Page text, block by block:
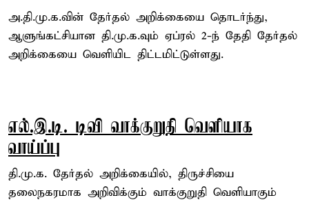
அ.தி.மு.க.வின் தேர்தல் அறிக்கையை தொடர்ந்து,
ஆளுங்கட்சியான தி.மு.க.வும் ஏப்ரல் 2-ந் தேதி தேர்தல்
அறிக்கையை வெளியிட திட்டமிட்டுள்ளது.
எல்.இ.டி. டிவி வாக்குறுதி வெளியாக
வாய்ப்பு
தி.மு.க. தேர்தல் அறிக்கையில், திருச்சியை
தலைநகரமாக அறிவிக்கும் வாக்குறுதி வெளியாகும்